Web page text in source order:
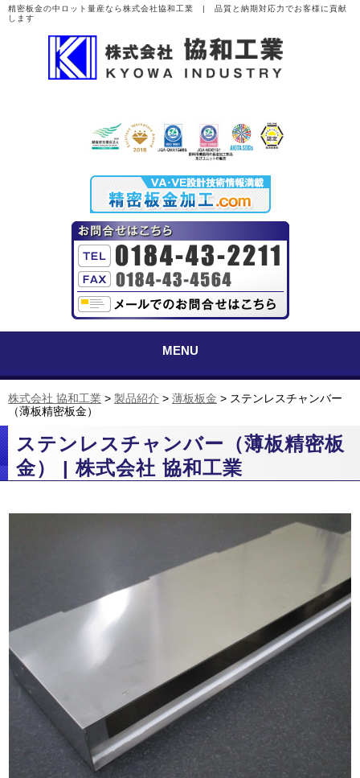
精密板金の中ロット量産なら株式会社協和工業 | 品質と納期対応力でお客様に貢献
します
MENU
株式会社 協和工業 > 製品紹介 > 薄板板金 > ステンレスチャンバー
（薄板精密板金）
ステンレスチャンバー（薄板精密板
金） | 株式会社 協和工業